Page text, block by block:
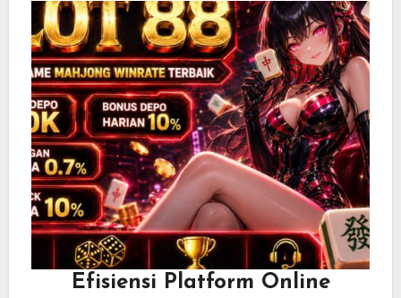
Efisiensi Platform Online